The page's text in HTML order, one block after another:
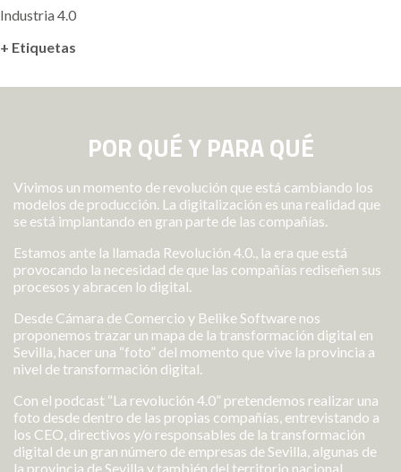
Industria 4.0
+ Etiquetas
POR QUÉ Y PARA QUÉ
Vivimos un momento de revolución que está cambiando los
modelos de producción. La digitalización es una realidad que
se está implantando en gran parte de las compañías.
Estamos ante la llamada Revolución 4.0., la era que está
provocando la necesidad de que las compañías rediseñen sus
procesos y abracen lo digital.
Desde Cámara de Comercio y Belike Software nos
proponemos trazar un mapa de la transformación digital en
Sevilla, hacer una “foto” del momento que vive la provincia a
nivel de transformación digital.
Con el podcast “La revolución 4.0” pretendemos realizar una
foto desde dentro de las propias compañías, entrevistando a
los CEO, directivos y/o responsables de la transformación
digital de un gran número de empresas de Sevilla, algunas de
la provincia de Sevilla y también del territorio nacional.